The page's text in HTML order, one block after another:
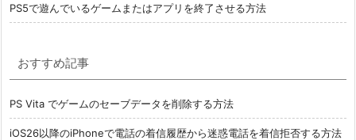
PS5で遊んでいるゲームまたはアプリを終了させる方法
おすすめ記事
PS Vita でゲームのセーブデータを削除する方法
iOS26以降のiPhoneで電話の着信履歴から迷惑電話を着信拒否する方法